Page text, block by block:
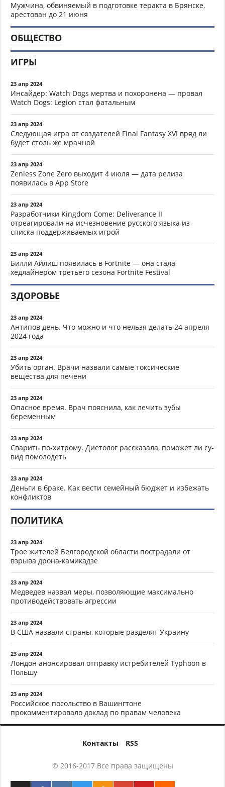
Мужчина, обвиняемый в подготовке теракта в Брянске,
арестован до 21 июня
ОБЩЕСТВО
ИГРЫ
23 апр 2024
Инсайдер: Watch Dogs мертва и похоронена — провал
Watch Dogs: Legion стал фатальным
23 апр 2024
Следующая игра от создателей Final Fantasy XVI вряд ли
будет столь же мрачной
23 апр 2024
Zenless Zone Zero выходит 4 июля — дата релиза
появилась в App Store
23 апр 2024
Разработчики Kingdom Come: Deliverance II
отреагировали на исчезновение русского языка из
списка поддерживаемых игрой
23 апр 2024
Билли Айлиш появилась в Fortnite — она стала
хедлайнером третьего сезона Fortnite Festival
ЗДОРОВЬЕ
23 апр 2024
Антипов день. Что можно и что нельзя делать 24 апреля
2024 года
23 апр 2024
Убить орган. Врачи назвали самые токсические
вещества для печени
23 апр 2024
Опасное время. Врач пояснила, как лечить зубы
беременным
23 апр 2024
Сварить по-хитрому. Диетолог рассказала, поможет ли су-
вид помолодеть
23 апр 2024
Деньги в браке. Как вести семейный бюджет и избежать
конфликтов
ПОЛИТИКА
23 апр 2024
Трое жителей Белгородской области пострадали от
взрыва дрона-камикадзе
23 апр 2024
Медведев назвал меры, позволяющие максимально
противодействовать агрессии
23 апр 2024
В США назвали страны, которые разделят Украину
23 апр 2024
Лондон анонсировал отправку истребителей Typhoon в
Польшу
23 апр 2024
Российское посольство в Вашингтоне
прокомментировало доклад по правам человека
Контакты RSS
© 2016-2017 Все права защищены